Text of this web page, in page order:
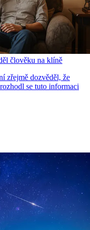
člověku na klíně
zřejmě dozvěděl, že
se tuto informaci